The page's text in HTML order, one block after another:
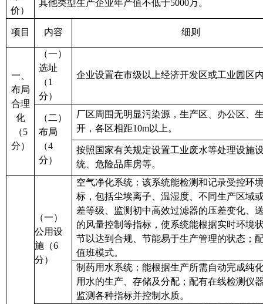
价）
其他类型生产企业年产值不低于5000万。
项 目 内容 细则
一、
布局
合理
化
（5
分）
（一）
选址
（1
分）
企业设置在市级以上经济开发区或工业园区
（二）
布局
（4
分）
厂区周围无明显污染源 ，生产区、 办公区 、
开，各区相距10m以上。
按照国家有关规定设置工业废水等处理设施
统、危险品库房等。
（一）
公用设
施（6
分）
空气净化系统：该系统能检测和记录受控环
标，包括尘埃离子、温湿度、不同生产区域
差等级、监测初中高效过滤器的压差变化、
的风量控制等指标，使系统能根据实时环境
节以达到合规、节能易于生产管理的状态 ；
值班模式。
制药用水系统：能根据生产所需自动完成纯
用 水的生产、存储及分配；配有在线检测仪
监测各种指标并控制水质。